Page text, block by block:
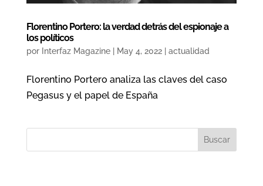
Florentino Portero: la verdad detrás del espionaje a
los políticos
por Interfaz Magazine| May 4, 2022| actualidad
Florentino Portero analiza las claves del caso
Pegasus y el papel de España
Buscar